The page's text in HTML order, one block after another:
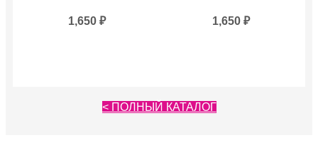
1,650 ₽ 1,650₽
< ПОЛНЫЙ КАТАЛОГ